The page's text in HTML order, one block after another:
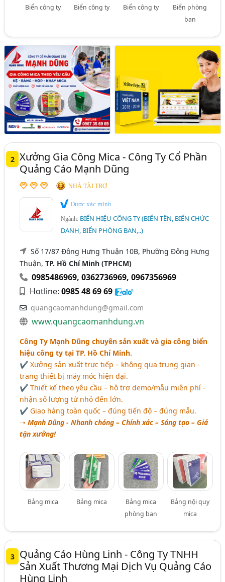
Biển công ty Biển công ty Biển công ty
Biển phòng
ban
2 Xưởng Gia Công Mica - Công Ty Cổ Phần
Quảng Cáo Mạnh Dũng
NHÀ TÀI TRỢ
Được xác minh
Ngành: BIỂN HIỆU CÔNG TY (BIỂN TÊN, BIỂN CHỨC
DANH, BIỂN PHÒNG BAN,..)
Số 17/87 Đông Hưng Thuận 10B, Phường Đông Hưng
Thuận,TP. Hồ Chí Minh (TPHCM)
0985486969,0362736969,0967356969
Hotline:0985 48 69 69
quangcaomanhdung@gmail.com
www.quangcaomanhdung.vn
Công Ty Mạnh Dũng chuyên sản xuất và gia công biển
hiệu công ty tại TP. Hồ Chí Minh.
✔ Xưởng sản xuất trực tiếp – không qua trung gian -
trang thiết bị máy móc hiện đại.
✔ Thiết kế theo yêu cầu – hỗ trợ demo/mẫu miễn phí -
nhận số lượng từ nhỏ đến lớn.
✔ Giao hàng toàn quốc – đúng tiến độ – đúng mẫu.
➝Mạnh Dũng - Nhanh chóng – Chính xác – Sáng tạo – Giá
tận xưởng!
Bảng mica Bảng mica
Bảng mica
phòng ban
Bảng nội quy
mica
3
Quảng Cáo Hùng Linh - Công Ty TNHH
Sản Xuất Thương Mại Dịch Vụ Quảng Cáo
Hùng Linh